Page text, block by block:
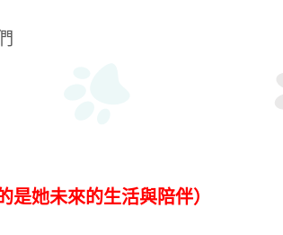
是她未來的生活與陪伴）